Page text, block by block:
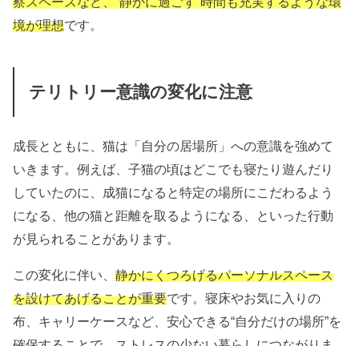
境が理想です。
テリトリー意識の変化に注意
成長とともに、猫は「自分の居場所」への意識を強めて
いきます。例えば、子猫の頃はどこでも寝たり遊んだり
していたのに、成猫になると特定の場所にこだわるよう
になる、他の猫と距離を取るようになる、といった行動
が見られることがあります。
この変化に伴い、静かにくつろげるパーソナルスペース
を設けてあげることが重要です。寝床やお気に入りの
布、キャリーケースなど、安心できる“自分だけの場所”を